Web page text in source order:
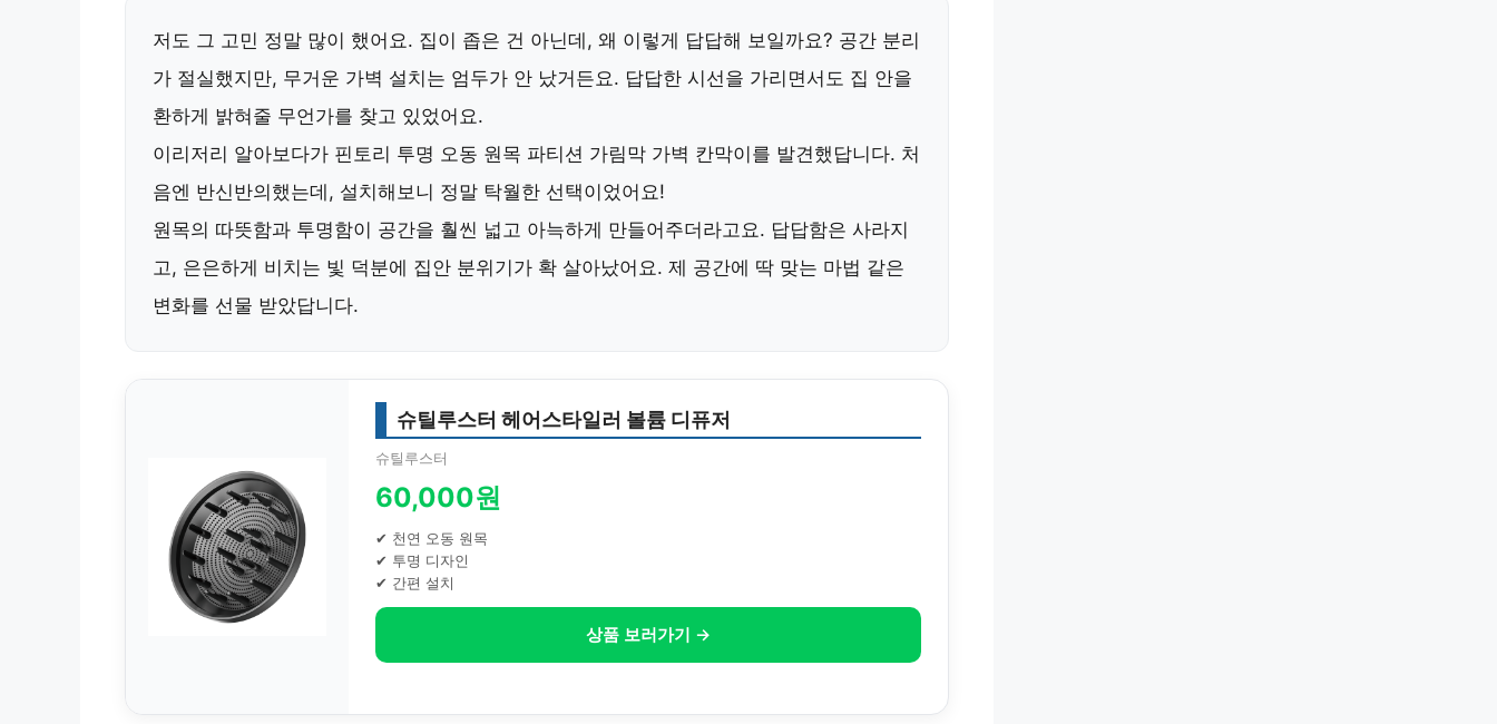
저도 그 고민 정말 많이 했어요. 집이 좁은 건 아닌데, 왜 이렇게 답답해 보일까요? 공간 분리
가 절실했지만, 무거운 가벽 설치는 엄두가 안 났거든요. 답답한 시선을 가리면서도 집 안을
환하게 밝혀줄 무언가를 찾고 있었어요.
이리저리 알아보다가 핀토리 투명 오동 원목 파티션 가림막 가벽 칸막이 를 발견했답니다. 처
음엔 반신반의했는데, 설치해보니 정말 탁월한 선택이었어요!
원목의 따뜻함과 투명함이 공간을 훨씬 넓고 아늑하게 만들어주더라고요. 답답함은 사라지
고, 은은하게 비치는 빛 덕분에 집안 분위기가 확 살아났어요. 제 공간에 딱 맞는 마법 같은
변화를 선물 받았답니다.
슈틸루스터 헤어스타일러 볼륨 디퓨저
슈틸루스터
60,000원
✔ 천연 오동 원목
✔ 투명 디자인
✔ 간편 설치
상품 보러가기 →